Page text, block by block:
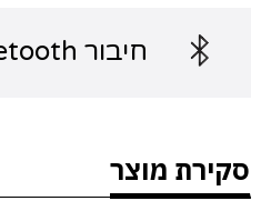
חיבור Bluetooth
סקירת מוצר